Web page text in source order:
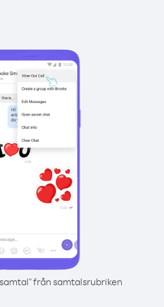
från samtalsrubriken